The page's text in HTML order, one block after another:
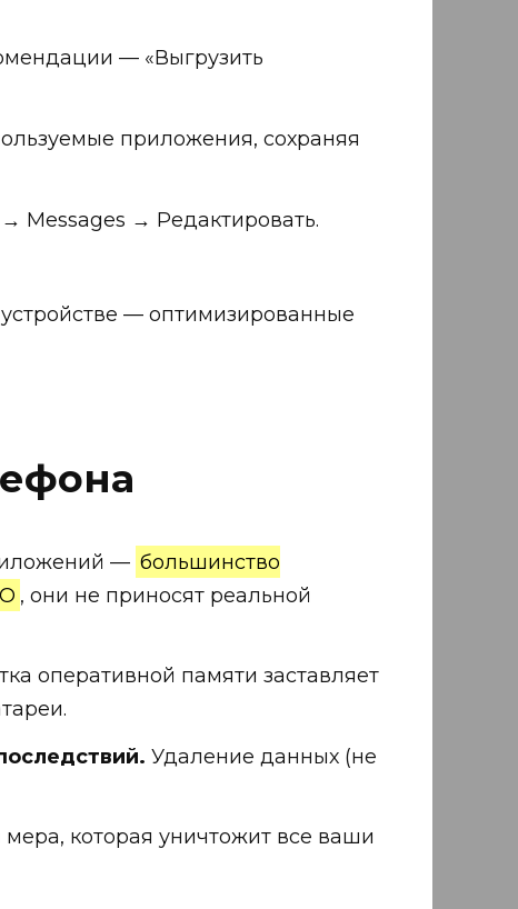
— «Выгрузить
приложения, сохраняя
→ Редактировать.
— оптимизированные
— большинство
, они не приносят реальной
оперативной памяти заставляет
Удаление данных (не
мера, которая уничтожит все ваши